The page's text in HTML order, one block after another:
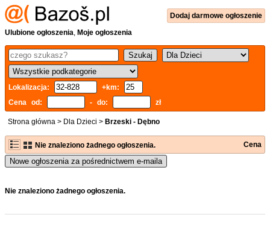
Dodaj darmowe ogłoszenie
Ulubione ogłoszenia, Moje ogłoszenia
Lokalizacja:
+km:
Cena od:
- do: zł
Strona główna > Dla Dzieci > Brzeski - Dębno
Nie znaleziono żadnego ogłoszenia. Cena
Nowe ogłoszenia za pośrednictwem e-maila
Nie znaleziono żadnego ogłoszenia.